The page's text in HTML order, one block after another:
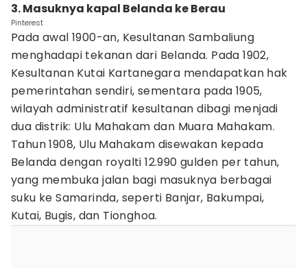
3. Masuknya kapal Belanda ke Berau
Pinterest
Pada awal 1900-an, Kesultanan Sambaliung
menghadapi tekanan dari Belanda. Pada 1902,
Kesultanan Kutai Kartanegara mendapatkan hak
pemerintahan sendiri, sementara pada 1905,
wilayah administratif kesultanan dibagi menjadi
dua distrik: Ulu Mahakam dan Muara Mahakam.
Tahun 1908, Ulu Mahakam disewakan kepada
Belanda dengan royalti 12.990 gulden per tahun,
yang membuka jalan bagi masuknya berbagai
suku ke Samarinda, seperti Banjar, Bakumpai,
Kutai, Bugis, dan Tionghoa.